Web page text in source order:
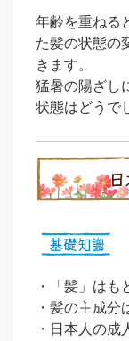
年齢を重ねる
た髪の状態の
きます。
猛暑の陽ざし
状態はどうで
・「髪」は
・髪の主成分
・日本人の